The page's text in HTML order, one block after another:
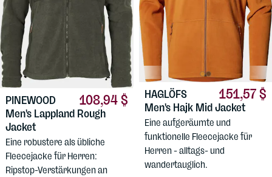
108,94 $
PINEWOOD
Men's Lappland Rough
Jacket
Eine robustere als übliche
Fleecejacke für Herren:
Ripstop-Verstärkungen an
151,57 $
HAGLÖFS
Men's Hajk Mid Jacket
Eine aufgeräumte und
funktionelle Fleecejacke für
Herren - alltags- und
wandertauglich.